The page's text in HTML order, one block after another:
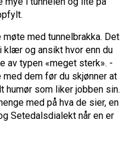
med tunnelbrakka. Det
klær og ansikt hvor enn du
av typen «meget sterk». -
dem før du skjønner at
humør som liker jobben sin.
med på hva de sier, en
Setedalsdialekt når en er